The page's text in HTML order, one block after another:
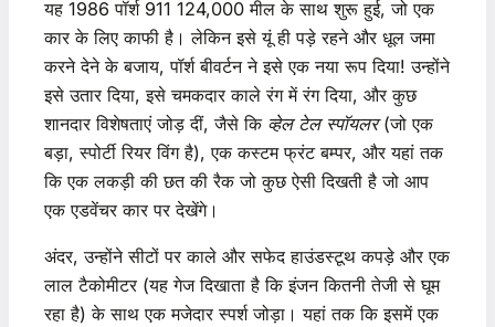
यह 1986 पॉर्श 911 124,000 मील के साथ शुरू हुई, जो एक
कार के लिए काफी है। लेकिन इसे यूं ही पड़े रहने और धूल जमा
करने देने के बजाय, पॉर्श बीवर्टन ने इसे एक नया रूप दिया! उन्होंने
इसे उतार दिया, इसे चमकदार काले रंग में रंग दिया, और कुछ
शानदार विशेषताएं जोड़ दीं, जैसे कि व्हेल टेल स्पॉयलर(जो एक
बड़ा, स्पोर्टी रियर विंग है), एक कस्टम फ्रंट बम्पर, और यहां तक ​​​​
कि एक लकड़ी की छत की रैक जो कुछ ऐसी दिखती है जो आप
एक एडवेंचर कार पर देखेंगे।
अंदर, उन्होंने सीटों पर काले और सफेद हाउंडस्टूथ कपड़े और एक
लाल टैकोमीटर (यह गेज दिखाता है कि इंजन कितनी तेजी से घूम
रहा है) के साथ एक मजेदार स्पर्श जोड़ा। यहां तक ​​कि इसमें एक